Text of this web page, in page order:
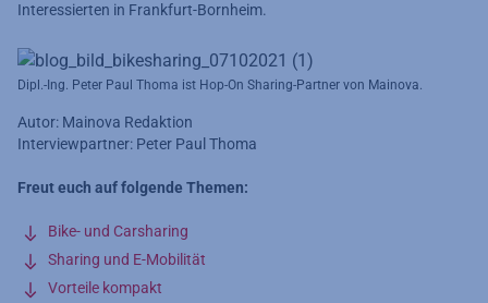
Interessierten in Frankfurt-Bornheim.
Dipl.-Ing. Peter Paul Thoma ist Hop-On Sharing-Partner von Mainova.
Autor: Mainova Redaktion
Interviewpartner: Peter Paul Thoma
Freut euch auf folgende Themen:
Bike- und Carsharing
Sharing und E-Mobilität
Vorteile kompakt